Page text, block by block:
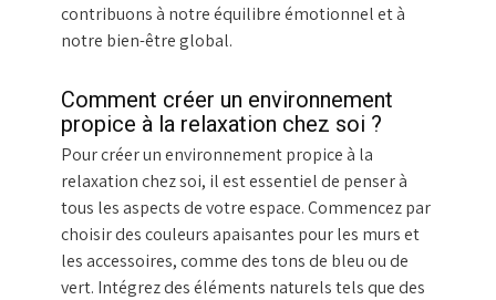
contribuons à notre équilibre émotionnel et à
notre bien-être global.
Comment créer un environnement
propice à la relaxation chez soi ?
Pour créer un environnement propice à la
relaxation chez soi, il est essentiel de penser à
tous les aspects de votre espace. Commencez par
choisir des couleurs apaisantes pour les murs et
les accessoires, comme des tons de bleu ou de
vert. Intégrez des éléments naturels tels que des